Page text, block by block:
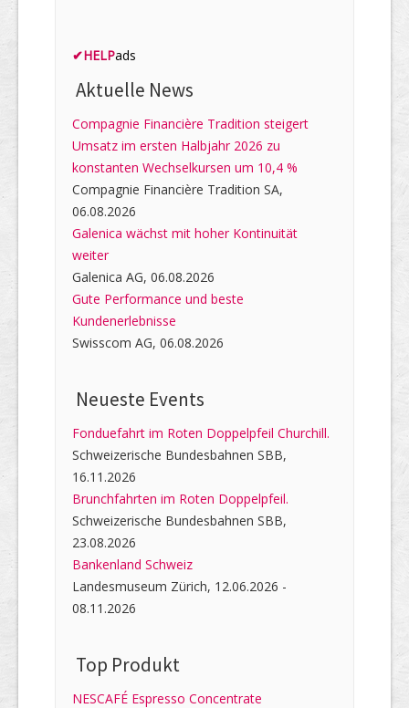
✔HELPads
Aktuelle News
Compagnie Financière Tradition steigert
Umsatz im ersten Halbjahr 2026 zu
konstanten Wechselkursen um 10,4 %
Compagnie Financière Tradition SA,
06.08.2026
Galenica wächst mit hoher Kontinuität
weiter
Galenica AG, 06.08.2026
Gute Performance und beste
Kundenerlebnisse
Swisscom AG, 06.08.2026
Neueste Events
Fonduefahrt im Roten Doppelpfeil Churchill.
Schweizerische Bundesbahnen SBB,
16.11.2026
Brunchfahrten im Roten Doppelpfeil.
Schweizerische Bundesbahnen SBB,
23.08.2026
Bankenland Schweiz
Landesmuseum Zürich, 12.06.2026 -
08.11.2026
Top Produkt
NESCAFÉ Espresso Concentrate